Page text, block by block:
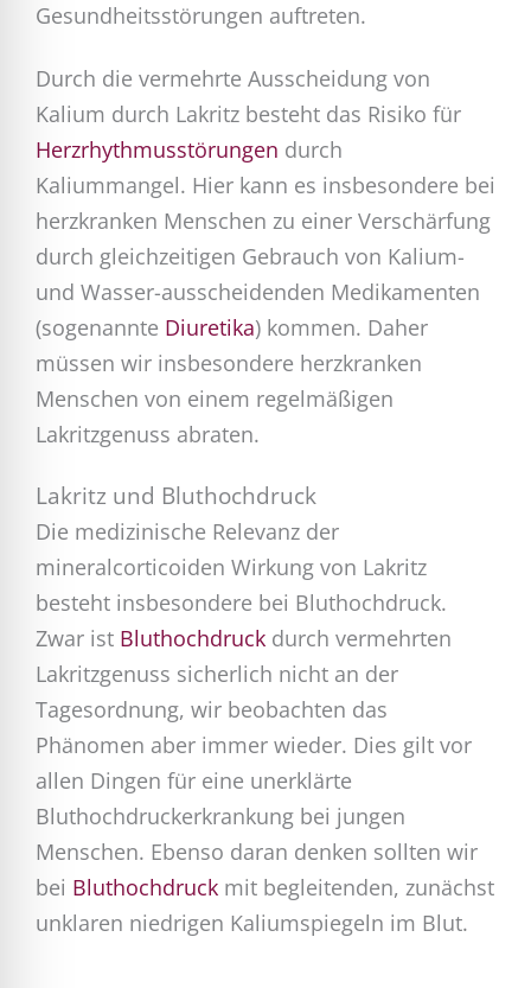
Gesundheitsstörungen auftreten.
Durch die vermehrte Ausscheidung von
Kalium durch Lakritz besteht das Risiko für
Herzrhythmusstörungen durch
Kaliummangel. Hier kann es insbesondere bei
herzkranken Menschen zu einer Verschärfung
durch gleichzeitigen Gebrauch von Kalium-
und Wasser-ausscheidenden Medikamenten
(sogenannte Diuretika) kommen. Daher
müssen wir insbesondere herzkranken
Menschen von einem regelmäßigen
Lakritzgenuss abraten.
Lakritz und Bluthochdruck
Die medizinische Relevanz der
mineralcorticoiden Wirkung von Lakritz
besteht insbesondere bei Bluthochdruck.
Zwar ist Bluthochdruck durch vermehrten
Lakritzgenuss sicherlich nicht an der
Tagesordnung, wir beobachten das
Phänomen aber immer wieder. Dies gilt vor
allen Dingen für eine unerklärte
Bluthochdruckerkrankung bei jungen
Menschen. Ebenso daran denken sollten wir
bei Bluthochdruck mit begleitenden, zunächst
unklaren niedrigen Kaliumspiegeln im Blut.